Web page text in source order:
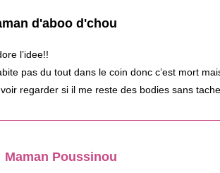
d'aboo d'chou
l’idee!!
pas du tout dans le coin donc c’est mort
regarder si il me reste des bodies sans
Maman Poussinou